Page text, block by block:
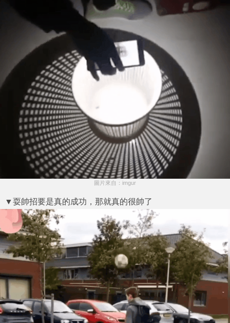
圖片來自：imgur
▼耍帥招要是真的成功，那就真的很帥了